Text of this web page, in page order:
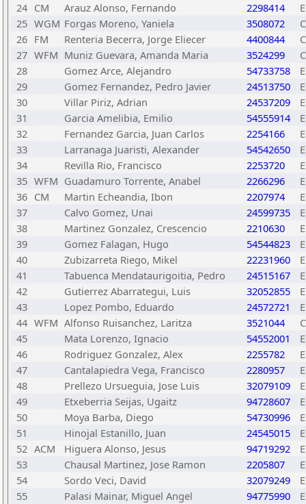
24 CM Arauz Alonso, Fernando 2298414
25 WGM Forgas Moreno, Yaniela 3508072
26 FM Renteria Becerra, Jorge Eliecer 4400844
27 WFM Muniz Guevara, Amanda Maria 3524299
28
Gomez Arce, Alejandro 54733758
29
Gomez Fernandez, Pedro Javier 24513750
30
Villar Piriz, Adrian 24537209
31
Garcia Amelibia, Emilio 54555914
32
Fernandez Garcia, Juan Carlos 2254166
33
Larranaga Juaristi, Alexander 54542650
34
Revilla Rio, Francisco 2253720
35 WFM Guadamuro Torrente, Anabel 2266296
36 CM Martin Echeandia, Ibon 2207974
37
Calvo Gomez, Unai 24599735
38
Martinez Gonzalez, Crescencio 2210630
39
Gomez Falagan, Hugo 54544823
40
Zubizarreta Riego, Mikel 22231960
41
Tabuenca Mendataurigoitia, Pedro 24515167
42
Gutierrez Abarrategui, Luis 32052855
43
Lopez Pombo, Eduardo 24572721
44 WFM Alfonso Ruisanchez, Laritza 3521044
45
Mata Lorenzo, Ignacio 54552001
46
Rodriguez Gonzalez, Alex 2255782
47
Cantalapiedra Vega, Francisco 2280957
48
Prellezo Ursueguia, Jose Luis 32079109
49
Etxeberria Seijas, Ugaitz 94728607
50
Moya Barba, Diego 54730996
51
Hinojal Estanillo, Juan 24545015
52 ACM Higuera Alonso, Jesus 94719292
53
Chausal Martinez, Jose Ramon 2205807
54
Sordo Veci, David 32079249
55
Palasi Mainar, Miguel Angel 94775990